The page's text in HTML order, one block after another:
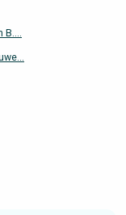
B....